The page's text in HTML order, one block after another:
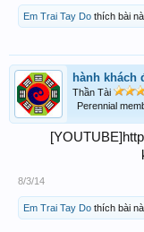
Em Trai Tay Do thích bài
hành khách
Thần Tài
Perennial
8/3/14
Em Trai Tay Do thích bài